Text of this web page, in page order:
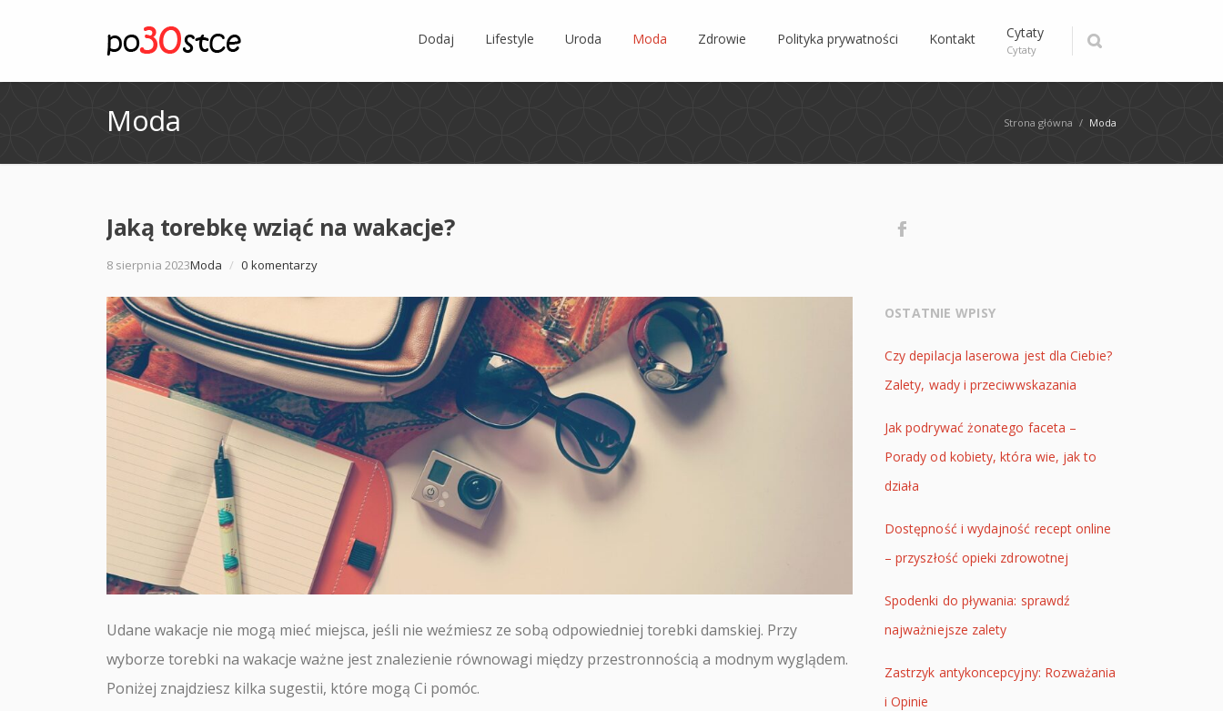
Dodaj Lifestyle Uroda Moda Zdrowie Polityka prywatności Kontakt Cytaty
Cytaty
Strona główna / Moda
Moda
Jaką torebkę wziąć na wakacje?
8 sierpnia 2023Moda / 0 komentarzy
Udane wakacje nie mogą mieć miejsca, jeśli nie weźmiesz ze sobą odpowiedniej torebki damskiej. Przy
wyborze torebki na wakacje ważne jest znalezienie równowagi między przestronnością a modnym wyglądem.
Poniżej znajdziesz kilka sugestii, które mogą Ci pomóc.
OSTATNIE WPISY
Czy depilacja laserowa jest dla Ciebie?
Zalety, wady i przeciwwskazania
Jak podrywać żonatego faceta –
Porady od kobiety, która wie, jak to
działa
Dostępność i wydajność recept online
– przyszłość opieki zdrowotnej
Spodenki do pływania: sprawdź
najważniejsze zalety
Zastrzyk antykoncepcyjny: Rozważania
i Opinie